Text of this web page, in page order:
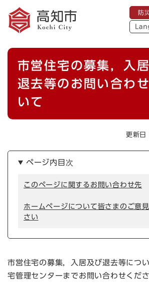
メニューを飛ばして本文
災
・
災
L
a
a
g
本
市営住宅の募集，入
退去等のお問い合わ
いて
更新
ページ内目次
このページに関するお問い合わせ先
ホームページについて皆さまのご意
さい
市営住宅の募集，入居及び退去等につ
宅管理センターまでお問い合わせくださ